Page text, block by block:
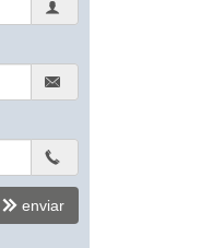
enviar